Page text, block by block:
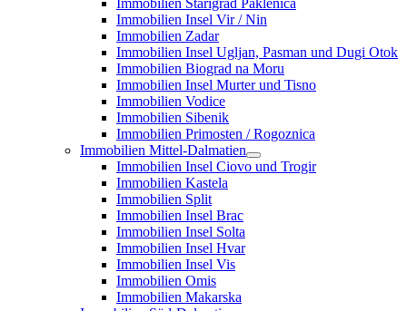
Immobilien Starigrad Paklenica
Immobilien Insel Vir / Nin
Immobilien Zadar
Immobilien Insel Ugljan, Pasman und Dugi Otok
Immobilien Biograd na Moru
Immobilien Insel Murter und Tisno
Immobilien Vodice
Immobilien Sibenik
Immobilien Primosten / Rogoznica
Immobilien Mittel-Dalmatien
Immobilien Insel Ciovo und Trogir
Immobilien Kastela
Immobilien Split
Immobilien Insel Brac
Immobilien Insel Solta
Immobilien Insel Hvar
Immobilien Insel Vis
Immobilien Omis
Immobilien Makarska